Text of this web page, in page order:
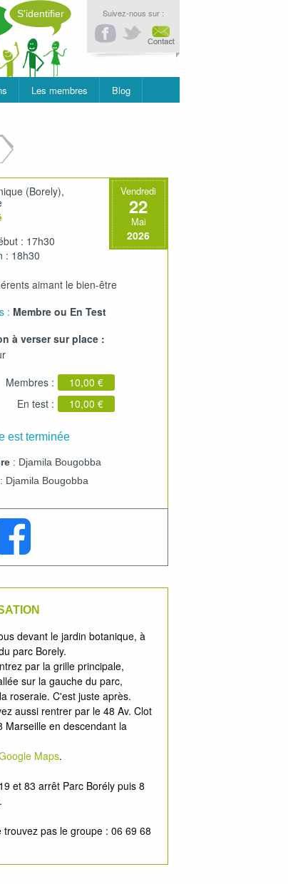
S'identifier Suivez-nous sur :
Les membres Blog
Vendredi
22
Mai
2026
(Borely),
: 17h30
: 18h30
aimant le bien-être
: Membre ou En Test
à verser sur place :
Membres :
10,00 €
En test :
10,00 €
est terminée
: Djamila Bougobba
Djamila Bougobba
devant le jardin botanique, à
parc Borely.
par la grille principale,
sur la gauche du parc,
roseraie. C'est juste après.
aussi rentrer par le 48 Av. Clot
Marseille en descendant la
Maps.
et 83 arrêt Parc Borély puis 8
trouvez pas le groupe : 06 69 68